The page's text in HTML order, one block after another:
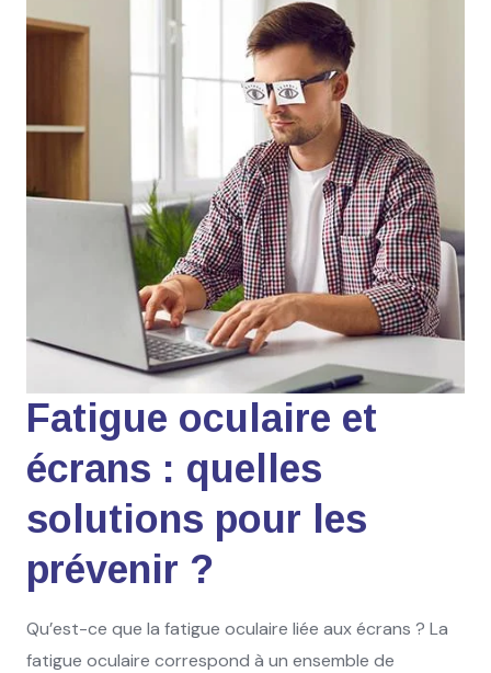
Fatigue oculaire et
écrans : quelles
solutions pour les
prévenir ?
Qu’est-ce que la fatigue oculaire liée aux écrans ? La
fatigue oculaire correspond à un ensemble de